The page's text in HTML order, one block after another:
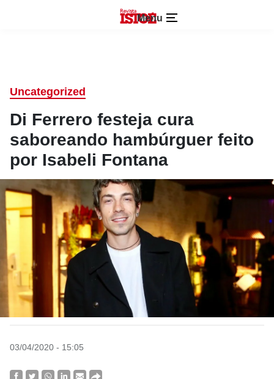
Menu
Uncategorized
Di Ferrero festeja cura
saboreando hambúrguer feito
por Isabeli Fontana
03/04/2020 - 15:05